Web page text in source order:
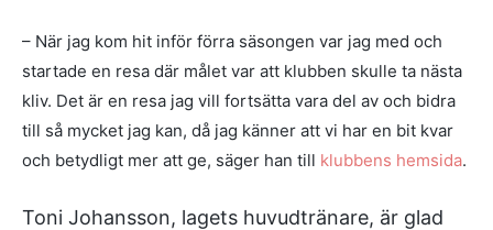
– När jag kom hit inför förra säsongen var jag med och
startade en resa där målet var att klubben skulle ta nästa
kliv. Det är en resa jag vill fortsätta vara del av och bidra
till så mycket jag kan, då jag känner att vi har en bit kvar
och betydligt mer att ge, säger han till klubbens hemsida.
Toni Johansson, lagets huvudtränare, är glad